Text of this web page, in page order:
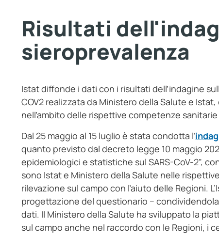
Risultati
sieroprevalenza
Istat diffonde i dati con i risultati dell’indagine
COV2 realizzata da Ministero della Salute e
nell’ambito delle rispettive competenze
Dal 25 maggio al 15 luglio è stata condotta l’
quanto previsto dal decreto legge 10 maggio
epidemiologici e statistiche sul SARS-CoV-2”,
sono Istat e Ministero della Salute nelle
rilevazione sul campo con l’aiuto delle Regioni.
progettazione del questionario –
dati. Il Ministero della Salute ha sviluppato la
sul campo anche nel raccordo con le Regioni, i